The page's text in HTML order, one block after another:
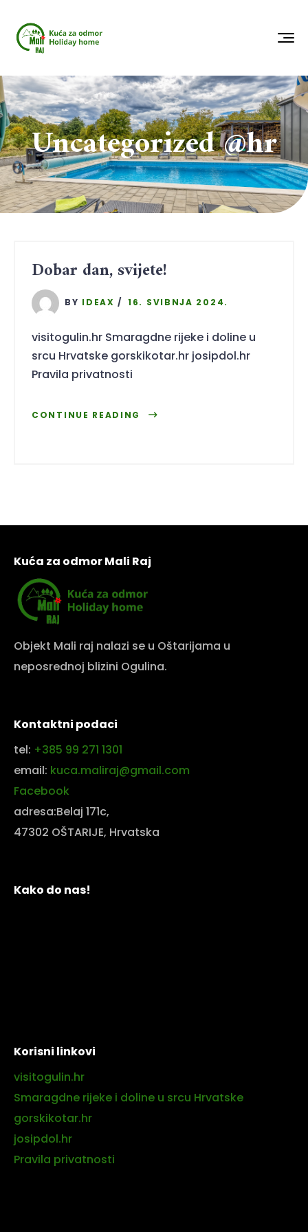
Uncategorized @hr
Dobar dan, svijete!
BY IDEAX 16. SVIBNJA 2024.
visitogulin.hr Smaragdne rijeke i doline u
srcu Hrvatske gorskikotar.hr josipdol.hr
Pravila privatnosti
CONTINUE READING
Kuća za odmor Mali Raj
Objekt Mali raj nalazi se u Oštarijama u
neposrednoj blizini Ogulina.
Kontaktni podaci
tel: +385 99 271 1301
email: kuca.maliraj@gmail.com
Facebook
adresa:Belaj 171c,
47302 OŠTARIJE, Hrvatska
Kako do nas!
Korisni linkovi
visitogulin.hr
Smaragdne rijeke i doline u srcu Hrvatske
gorskikotar.hr
josipdol.hr
Pravila privatnosti